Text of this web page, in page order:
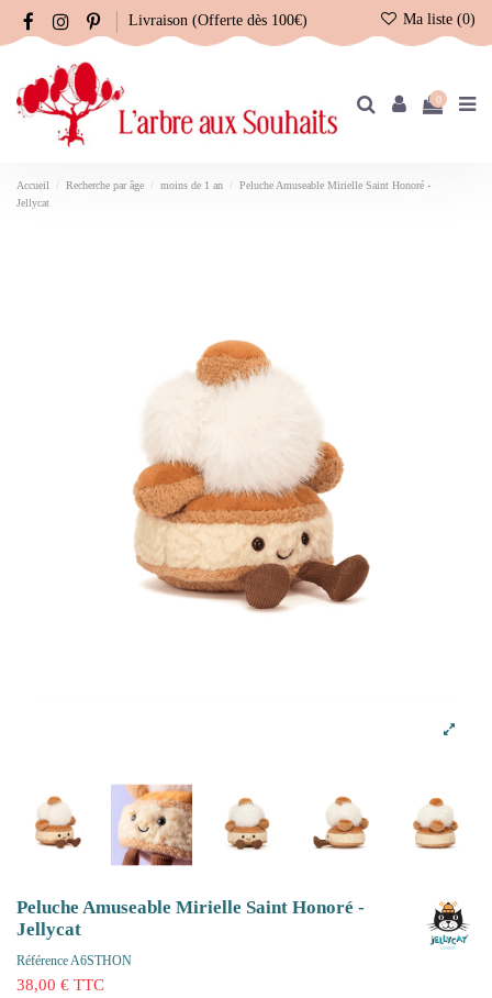
Livraison (Offerte dès 100€) Ma liste (0)
0
Accueil Recherche par âge moins de 1 an
Peluche Amuseable Mirielle Saint Honoré -
Jellycat
Peluche Amuseable Mirielle Saint Honoré -
Jellycat
RéférenceA6STHON
38,00 € TTC